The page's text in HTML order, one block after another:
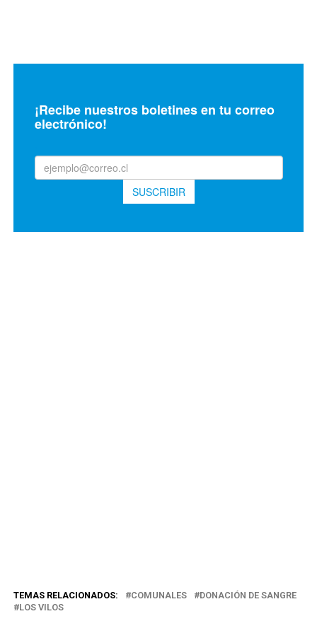
TEMAS RELACIONADOS: COMUNALES
DONACIÓN DE SANGRE
LOS VILOS